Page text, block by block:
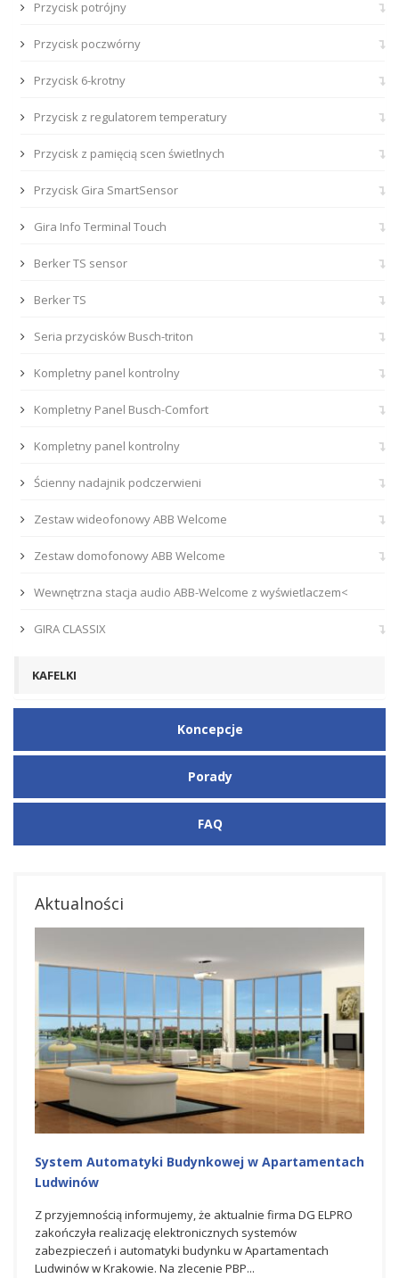
Przycisk potrójny
Przycisk poczwórny
Przycisk 6-krotny
Przycisk z regulatorem temperatury
Przycisk z pamięcią scen świetlnych
Przycisk Gira SmartSensor
Gira Info Terminal Touch
Berker TS sensor
Berker TS
Seria przycisków Busch-triton
Kompletny panel kontrolny
Kompletny Panel Busch-Comfort
Kompletny panel kontrolny
Ścienny nadajnik podczerwieni
Zestaw wideofonowy ABB Welcome
Zestaw domofonowy ABB Welcome
Wewnętrzna stacja audio ABB-Welcome z wyświetlaczem<
GIRA CLASSIX
KAFELKI
Koncepcje
Porady
FAQ
Aktualności
System Automatyki Budynkowej w Apartamentach
Ludwinów
Z przyjemnością informujemy, że aktualnie firma DG ELPRO
zakończyła realizację elektronicznych systemów
zabezpieczeń i automatyki budynku w Apartamentach
Ludwinów w Krakowie. Na zlecenie PBP...